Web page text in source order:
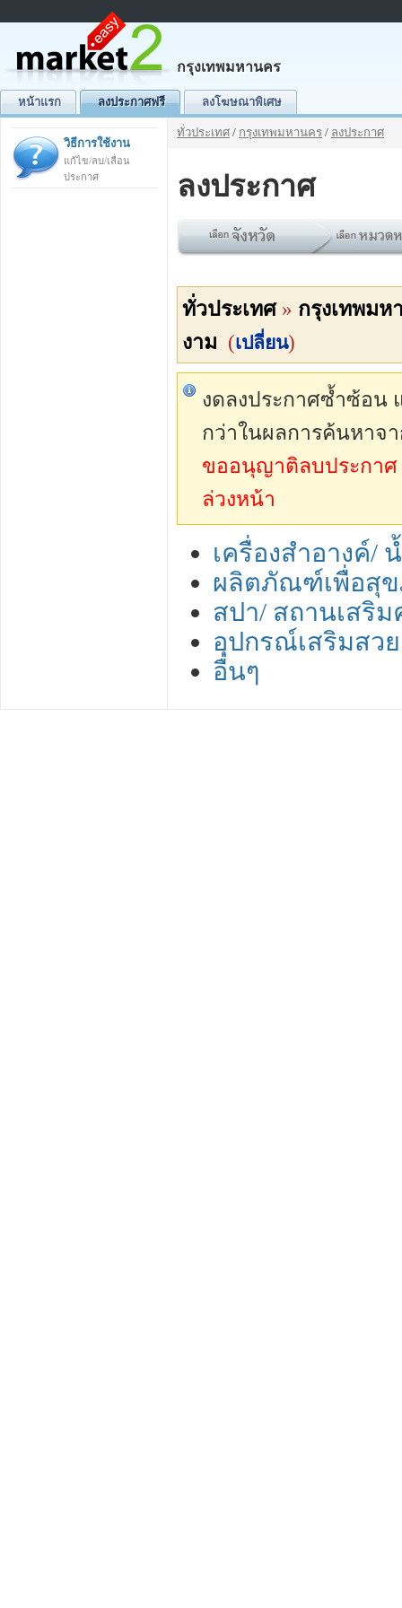
กรุงเทพมหานคร
หน้าแรก ลงประกาศฟรี ลงโฆษณาพิเศษ
วิธีการใช้งาน
แก้ไข/ลบ/เลื่อน
ประกาศ
ทั่วประเทศ / กรุงเทพมหานคร / ลงประกาศ
ลงประกาศ
ทั่วประเทศ» กรุงเทพมห
งาม (เปลี่ยน)
งดลงประกาศซ้ำซ้อน
กว่าในผลการค้นหาจา
ขออนุญาติลบประกาศ
ล่วงหน้า
เครื่องสำอางค์/
ผลิตภัณฑ์เพื่อสุข
สปา/ สถานเสริ
อุปกรณ์เสริมสวย
อื่นๆ